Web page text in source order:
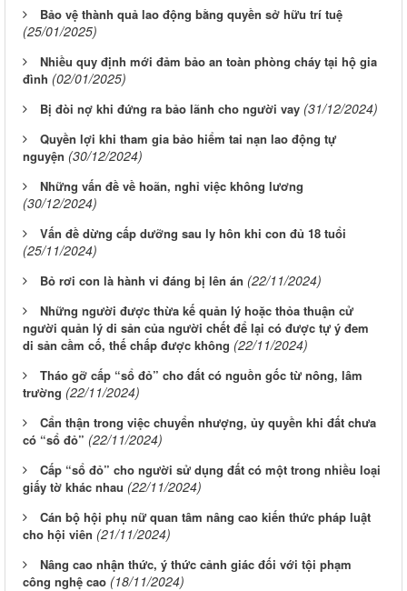
Bảo vệ thành quả lao động bằng quyền sở hữu trí tuệ
(25/01/2025)
Nhiều quy định mới đảm bảo an toàn phòng cháy tại hộ gia
đình (02/01/2025)
Bị đòi nợ khi đứng ra bảo lãnh cho người vay (31/12/2024)
Quyền lợi khi tham gia bảo hiểm tai nạn lao động tự
nguyện (30/12/2024)
Những vấn đề về hoãn, nghỉ việc không lương
(30/12/2024)
Vấn đề dừng cấp dưỡng sau ly hôn khi con đủ 18 tuổi
(25/11/2024)
Bỏ rơi con là hành vi đáng bị lên án (22/11/2024)
Những người được thừa kế quản lý hoặc thỏa thuận cử
người quản lý di sản của người chết để lại có được tự ý đem
di sản cầm cố, thế chấp được không (22/11/2024)
Tháo gỡ cấp “sổ đỏ” cho đất có nguồn gốc từ nông, lâm
trường (22/11/2024)
Cẩn thận trong việc chuyển nhượng, ủy quyền khi đất chưa
có “sổ đỏ” (22/11/2024)
Cấp “sổ đỏ” cho người sử dụng đất có một trong nhiều loại
giấy tờ khác nhau (22/11/2024)
Cán bộ hội phụ nữ quan tâm nâng cao kiến thức pháp luật
cho hội viên (21/11/2024)
Nâng cao nhận thức, ý thức cảnh giác đối với tội phạm
công nghệ cao (18/11/2024)